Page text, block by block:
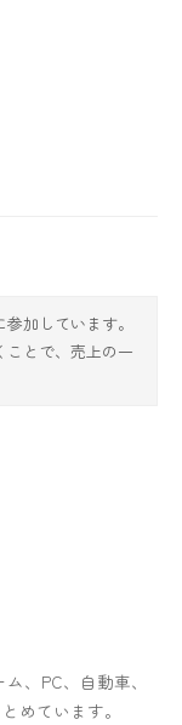
加しています。
ことで、売上の一
、PC、自動車、
めています。